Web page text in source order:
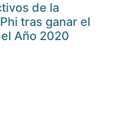
de la
tras ganar el
Año 2020